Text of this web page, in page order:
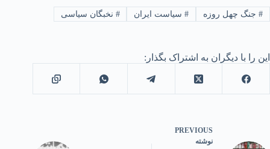
#جنگ چهل روزه #سیاست ایران # نخبگان سیاسی
این را با دیگران به اشتراک بگذار:
PREVIOUS
نوشته